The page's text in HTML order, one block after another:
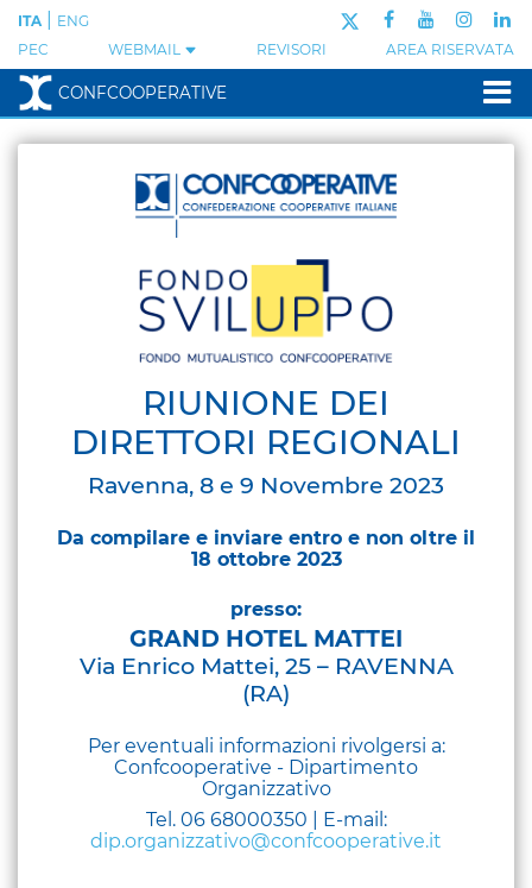
PEC WEBMAIL REVISORI AREA RISERVATA
ITA ENG
CONFCOOPERATIVE
RIUNIONE DEI
DIRETTORI REGIONALI
Ravenna, 8 e 9 Novembre 2023
Da compilare e inviare entro e non oltre il
18 ottobre 2023
presso:
GRAND HOTEL MATTEI
Via Enrico Mattei, 25 – RAVENNA
(RA)
Per eventuali informazioni rivolgersi a:
Confcooperative - Dipartimento
Organizzativo
Tel. 06 68000350 | E-mail:
dip.organizzativo@confcooperative.it